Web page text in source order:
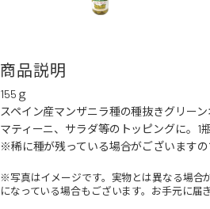
商品説明
155ｇ
スペイン産マンザニラ種の種抜きグリー
マティーニ、サラダ等のトッピングに。1
※稀に種が残っている場合がございますの
※写真はイメージです。実物とは異なる場合
になっている場合もございます。お手元に届